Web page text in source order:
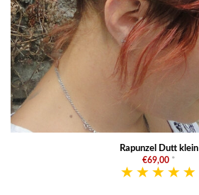
Rapunzel Dutt klein
€69,00 *